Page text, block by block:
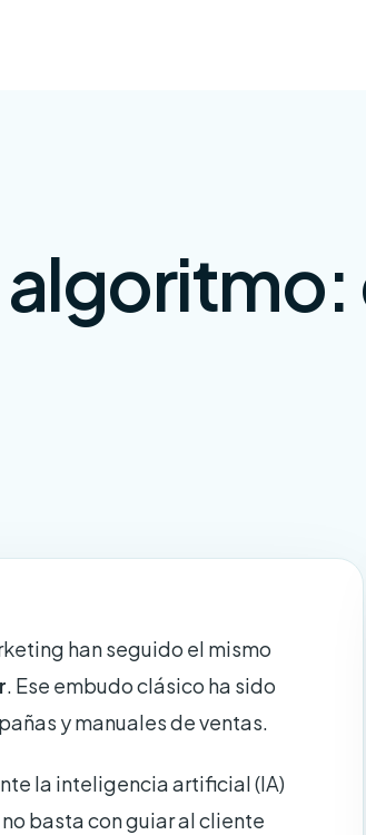
han seguido el mismo
. Ese embudo clásico ha sido
y manuales de ventas.
la inteligencia artificial (IA)
basta con guiar al cliente